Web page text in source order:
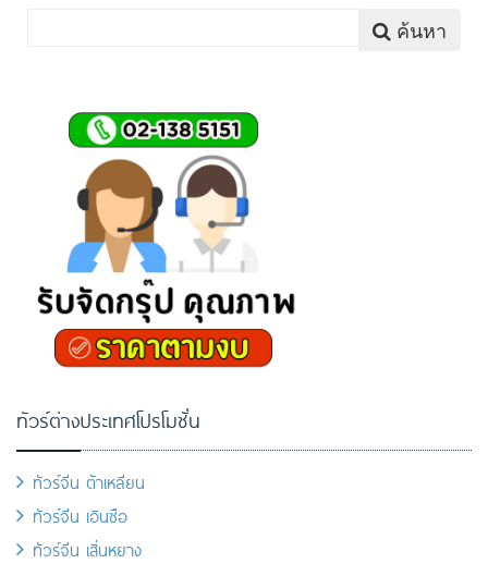
ค้นหา
ทัวร์ต่างประเทศโปรโมชั่น
ทัวร์จีน ต้าเหลียน
ทัวร์จีน เอินซือ
ทัวร์จีน เสิ่นหยาง